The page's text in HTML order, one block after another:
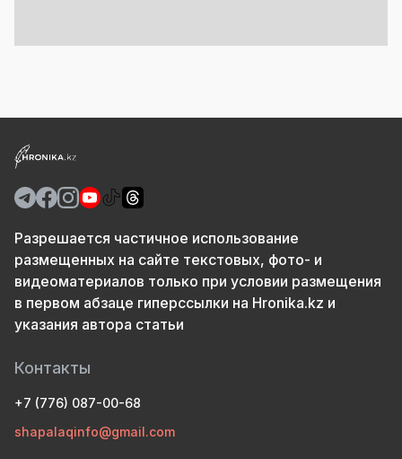
Разрешается частичное использование
размещенных на сайте текстовых, фото- и
видеоматериалов только при условии размещения
в первом абзаце гиперссылки на Hronika.kz и
указания автора статьи
Контакты
+7 (776) 087-00-68
shapalaqinfo@gmail.com